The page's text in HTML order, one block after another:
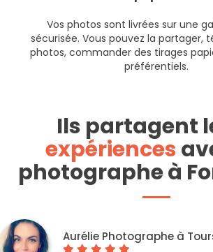
Vos photos sont livrées sur une
sécurisée. Vous pouvez la partager,
photos, commander des tirages
préférentiels.
Ils partagent
expériences
photographe à
Aurélie Photographe à